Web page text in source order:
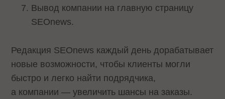
Вывод компании на главную страницу
SEOnews.
Редакция SEOnews каждый день дорабатывает
новые возможности, чтобы клиенты могли
быстро и легко найти подрядчика,
а компании — увеличить шансы на заказы.